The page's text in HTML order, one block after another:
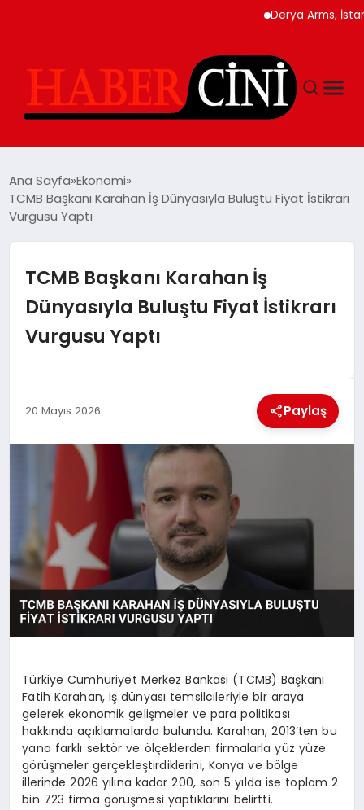
Derya Arms, İstanbul
YAŞAM
GÜNCEL
TEKNOLOJI
GENEL
GÜNDEM
Ana Sayfa Ekonomi
TCMB Başkanı Karahan İş Dünyasıyla Buluştu Fiyat İstikrarı
Vurgusu Yaptı
TCMB Başkanı Karahan İş
Dünyasıyla Buluştu Fiyat İstikrarı
Vurgusu Yaptı
20 Mayıs 2026 Paylaş
Türkiye Cumhuriyet Merkez Bankası (TCMB) Başkanı
Fatih Karahan, iş dünyası temsilcileriyle bir araya
gelerek ekonomik gelişmeler ve para politikası
hakkında açıklamalarda bulundu. Karahan, 2013’ten bu
yana farklı sektör ve ölçeklerden firmalarla yüz yüze
görüşmeler gerçekleştirdiklerini, Konya ve bölge
illerinde 2026 yılına kadar 200, son 5 yılda ise toplam 2
bin 723 firma görüşmesi yaptıklarını belirtti.